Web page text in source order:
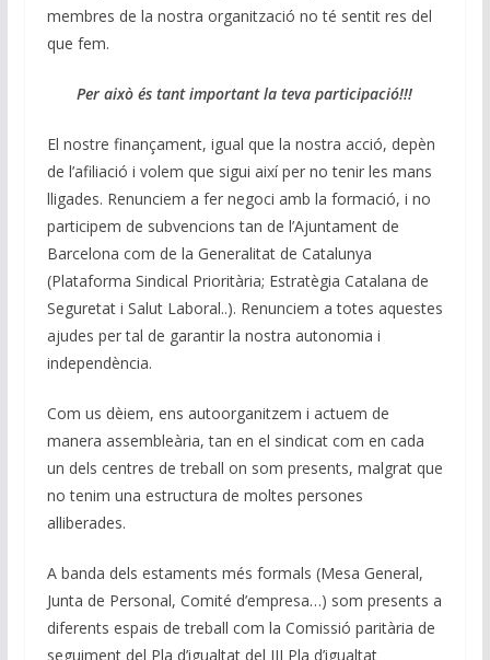
membres de la nostra organització no té sentit res del
que fem.
Per això és tant important la teva participació!!!
El nostre finançament, igual que la nostra acció, depèn
de l’afiliació i volem que sigui així per no tenir les mans
lligades. Renunciem a fer negoci amb la formació, i no
participem de subvencions tan de l’Ajuntament de
Barcelona com de la Generalitat de Catalunya
(Plataforma Sindical Prioritària; Estratègia Catalana de
Seguretat i Salut Laboral..). Renunciem a totes aquestes
ajudes per tal de garantir la nostra autonomia i
independència.
Com us dèiem, ens autoorganitzem i actuem de
manera assembleària, tan en el sindicat com en cada
un dels centres de treball on som presents, malgrat que
no tenim una estructura de moltes persones
alliberades.
A banda dels estaments més formals (Mesa General,
Junta de Personal, Comité d’empresa…) som presents a
diferents espais de treball com la Comissió paritària de
seguiment del Pla d’igualtat del III Pla d’igualtat